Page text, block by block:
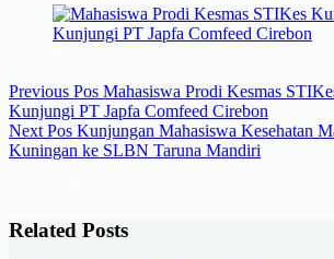
Previous Pos Mahasiswa Prodi Kesmas
Kunjungi PT Japfa Comfeed Cirebon
Next Pos Kunjungan Mahasiswa Kesehatan
Kuningan ke SLBN Taruna Mandiri
Related Posts